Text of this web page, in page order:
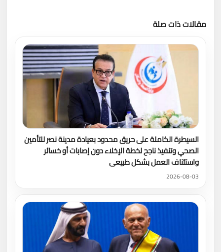
مقالات ذات صلة
السيطرة الكاملة على حريق محدود بعيادة مدينة نصر للتأمين
الصحي وتنفيذ ناجح لخطة الإخلاء دون إصابات أو خسائر
واستئناف العمل بشكل طبيعى
2026-08-03